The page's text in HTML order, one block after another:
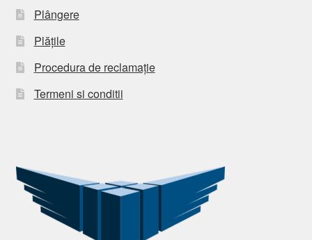
Plângere
Plățile
Procedura de reclamație
Termeni si conditii